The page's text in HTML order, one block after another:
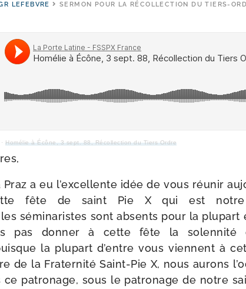
LEFEBVRE SERMON POUR LA RÉCOLLECTION DU TIERS-
Homélie à Écône, 3 sept. 88, Récollection du Tiers Ordre
Praz a eu l’excellente idée de vous réunir
fête de saint Pie X qui est notre
sémi­na­ristes sont absents pour la plu­part
pas don­ner à cette fête la solen­ni­té
la plu­part d’entre vous viennent à
de la Fraternité Saint-​Pie X, nous aurons
patro­nage, sous le patro­nage de notre